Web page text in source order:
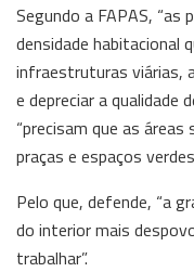
Segundo a FAPAS, “as
densidade habitacional
infraestruturas viárias,
e depreciar a qualidade
“precisam que as
praças e espaços
Pelo que, defende, “a
do interior mais
trabalhar”.